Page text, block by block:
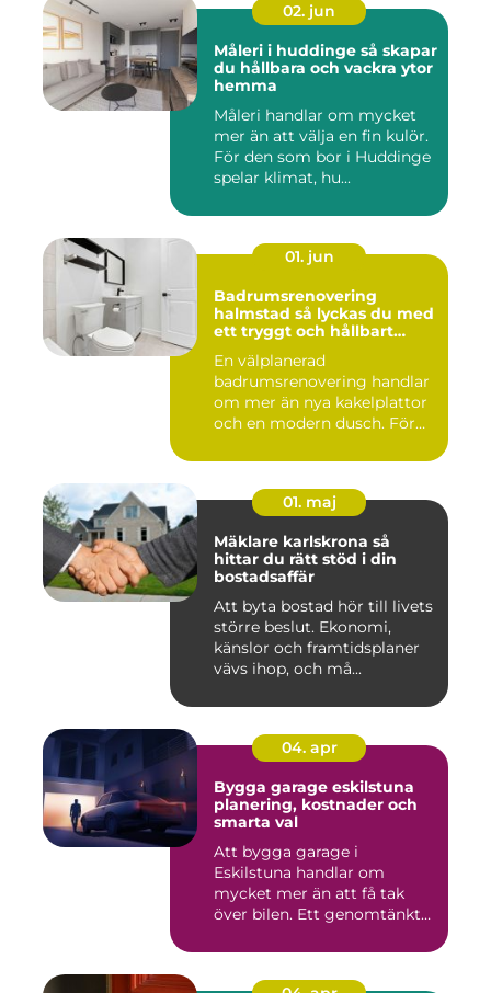
02. jun
Måleri i huddinge så skapar
du hållbara och vackra ytor
hemma
Måleri handlar om mycket
mer än att välja en fin kulör.
För den som bor i Huddinge
spelar klimat, hu...
01. jun
Badrumsrenovering
halmstad så lyckas du med
ett tryggt och hållbart
En välplanerad
badrumsrenovering handlar
om mer än nya kakelplattor
och en modern dusch. För
01. maj
Mäklare karlskrona så
hittar du rätt stöd i din
bostadsaffär
Att byta bostad hör till livets
större beslut. Ekonomi,
känslor och framtidsplaner
vävs ihop, och må...
04. apr
Bygga garage eskilstuna
planering, kostnader och
smarta val
Att bygga garage i
Eskilstuna handlar om
mycket mer än att få tak
över bilen. Ett genomtänkt